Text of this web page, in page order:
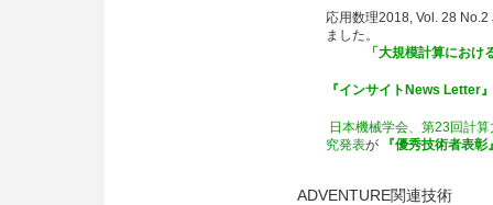
応用数理2018, Vol. 28
ました。
「大規模計算にお
『インサイトNews Letter』
日本機械学会、第23回計
究発表が 『優秀技術者表彰
ADVENTURE関連技術